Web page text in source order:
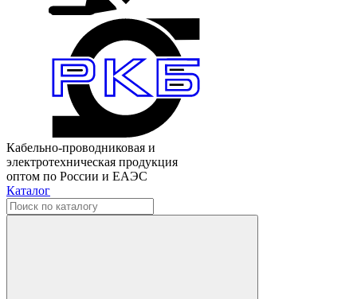
Кабельно-проводниковая и
электротехническая продукция
оптом по России и ЕАЭС
Каталог